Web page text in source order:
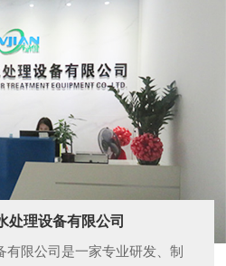
处理设备有限公司
有限公司是一家专业研发、制